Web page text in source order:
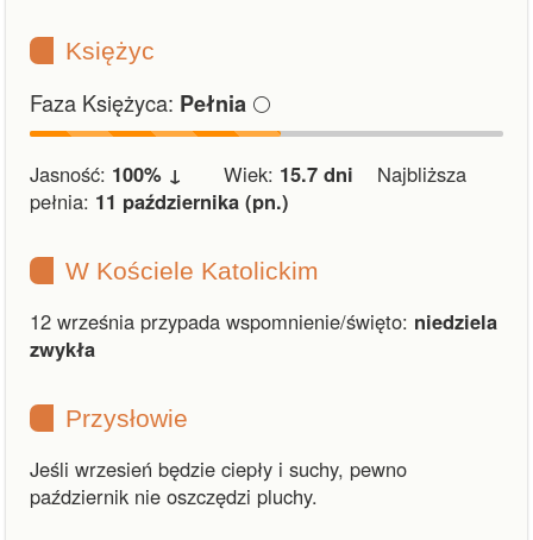
Księżyc
Faza Księżyca: Pełnia 🌕
Jasność: 100% ↓ Wiek: 15.7 dni Najbliższa
pełnia: 11 października (pn.)
W Kościele Katolickim
12 września przypada wspomnienie/święto: niedziela
zwykła
Przysłowie
Jeśli wrzesień będzie ciepły i suchy, pewno
październik nie oszczędzi pluchy.